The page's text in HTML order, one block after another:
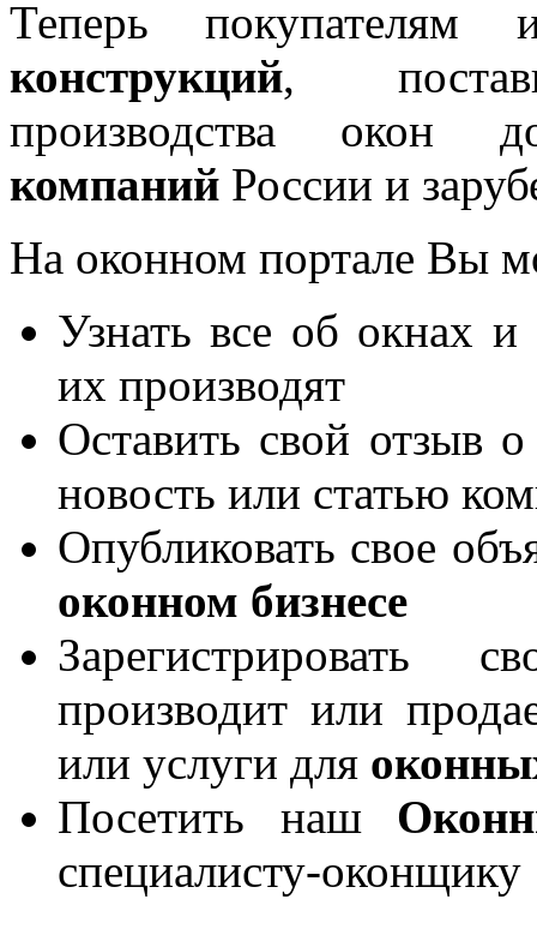
Теперь покупателям
конструкций,
производства окон
компаний России и
На оконном портале Вы
Узнать все об окнах и
их производят
Оставить свой отзыв
новость или статью
Опубликовать свое
оконном бизнесе
производит или
или услуги для
Посетить наш
специалисту-оконщику